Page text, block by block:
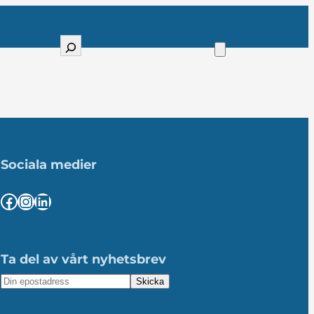
Sök
Sociala medier
Facebook InstagramLinkedIn
Ta del av vårt nyhetsbrev
Skicka